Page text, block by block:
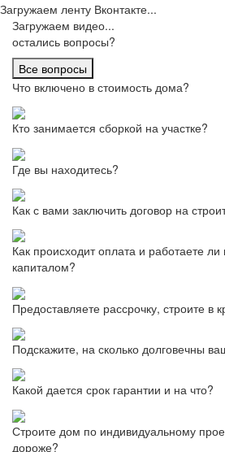
Загружаем ленту Вконтакте...
Загружаем видео...
остались вопросы?
Все вопросы
Что включено в стоимость дома?
Кто занимается сборкой на участке?
Где вы находитесь?
Как с вами заключить договор на
Как происходит оплата и работаете
капиталом?
Предоставляете рассрочку, строите в
Подскажите, на сколько долговечны
Какой дается срок гарантии и на что?
Строите дом по индивидуальному
дороже?